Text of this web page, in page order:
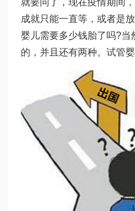
就要问了，现在疫情期间
成就只能一直等，或者是
婴儿需要多少钱胎了吗?当
的，并且还有两种。 试管